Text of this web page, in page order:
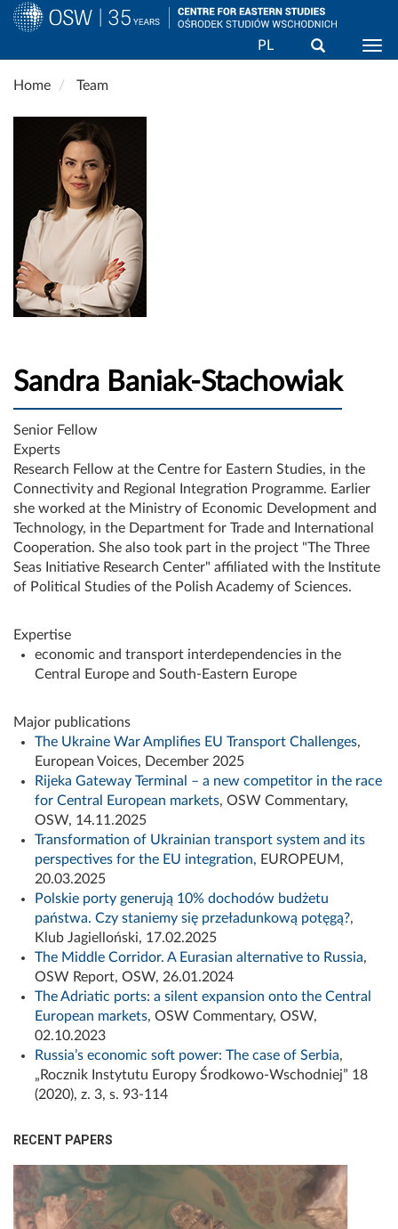
Skip
main
PL
Home Team
Sandra Baniak-Stachowiak
Senior Fellow
Experts
Research Fellow at the Centre for Eastern Studies, in the
Connectivity and Regional Integration Programme. Earlier
she worked at the Ministry of Economic Development and
Technology, in the Department for Trade and International
Cooperation. She also took part in the project "The Three
Seas Initiative Research Center" affiliated with the Institute
of Political Studies of the Polish Academy of Sciences.
Expertise
economic and transport interdependencies in the
Central Europe and South-Eastern Europe
Major publications
The Ukraine War Amplifies EU Transport Challenges,
European Voices, December 2025
Rijeka Gateway Terminal – a new competitor in the race
for Central European markets, OSW Commentary,
OSW, 14.11.2025
Transformation of Ukrainian transport system and its
perspectives for the EU integration, EUROPEUM,
20.03.2025
Polskie porty generują 10% dochodów budżetu
państwa. Czy staniemy się przeładunkową potęgą?,
Klub Jagielloński, 17.02.2025
The Middle Corridor. A Eurasian alternative to Russia,
OSW Report, OSW, 26.01.2024
The Adriatic ports: a silent expansion onto the Central
European markets, OSW Commentary, OSW,
02.10.2023
Russia’s economic soft power: The case of Serbia,
„Rocznik Instytutu Europy Środkowo-Wschodniej” 18
(2020), z. 3, s. 93-114
RECENT PAPERS